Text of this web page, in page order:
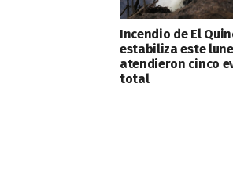
Incendio de El
estabiliza este
atendieron cinco
total